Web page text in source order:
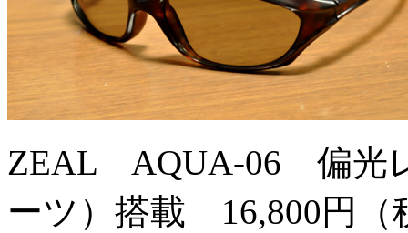
ZEAL AQUA-06 偏光
ーツ）搭載 16,800円（